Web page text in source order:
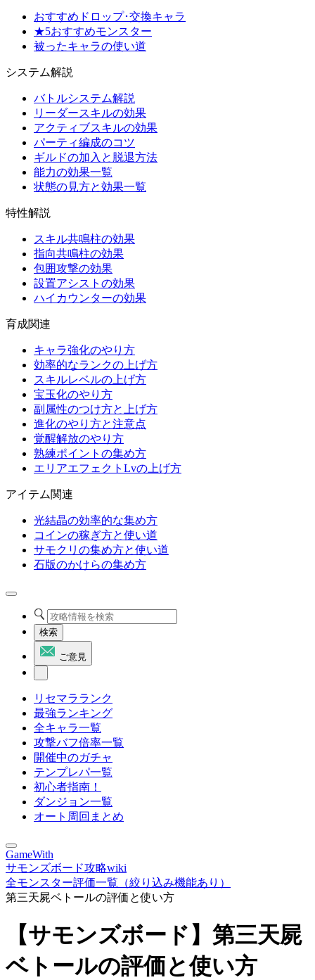
おすすめドロップ･交換キャラ
★5おすすめモンスター
被ったキャラの使い道
システム解説
バトルシステム解説
リーダースキルの効果
アクティブスキルの効果
パーティ編成のコツ
ギルドの加入と脱退方法
能力の効果一覧
状態の見方と効果一覧
特性解説
スキル共鳴柱の効果
指向共鳴柱の効果
包囲攻撃の効果
設置アシストの効果
ハイカウンターの効果
育成関連
キャラ強化のやり方
効率的なランクの上げ方
スキルレベルの上げ方
宝玉化のやり方
副属性のつけ方と上げ方
進化のやり方と注意点
覚醒解放のやり方
熟練ポイントの集め方
エリアエフェクトLvの上げ方
アイテム関連
光結晶の効率的な集め方
コインの稼ぎ方と使い道
サモクリの集め方と使い道
石版のかけらの集め方
検索
ご意見
リセマラランク
最強ランキング
全キャラ一覧
攻撃バフ倍率一覧
開催中のガチャ
テンプレパ一覧
初心者指南！
ダンジョン一覧
オート周回まとめ
GameWith
サモンズボード攻略wiki
全モンスター評価一覧（絞り込み機能あり）
第三天屍ベトールの評価と使い方
【サモンズボード】第三天屍
ベトールの評価と使い方